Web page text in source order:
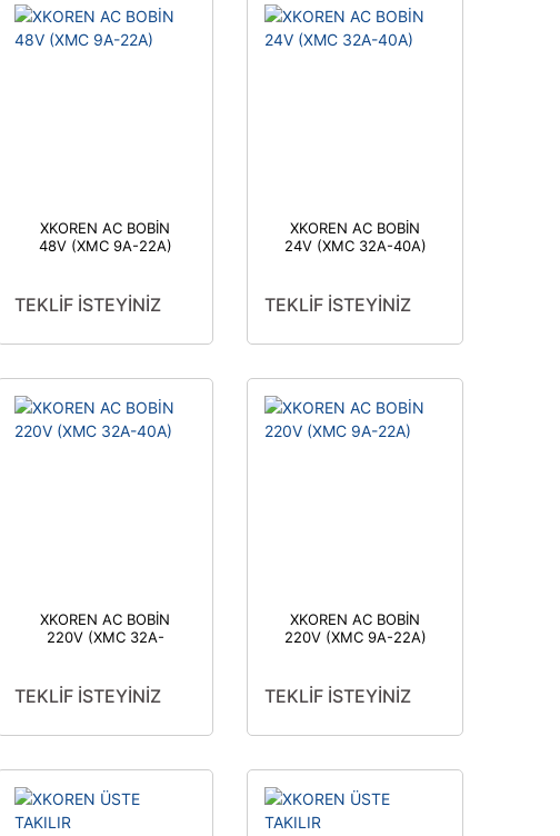
XKOREN AC BOBİN
48V (XMC 9A-22A)
TEKLİF İSTEYİNİZ
XKOREN AC BOBİN
24V (XMC 32A-40A)
TEKLİF İSTEYİNİZ
XKOREN AC BOBİN
220V (XMC 32A-
TEKLİF İSTEYİNİZ
XKOREN AC BOBİN
220V (XMC 9A-22A)
TEKLİF İSTEYİNİZ